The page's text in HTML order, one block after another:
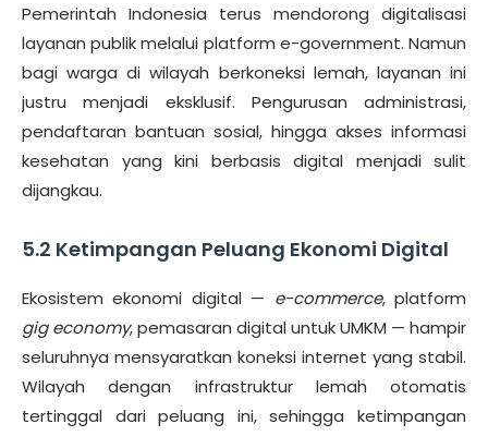
Pemerintah Indonesia terus mendorong digitalisasi
layanan publik melalui platform e-government. Namun
bagi warga di wilayah berkoneksi lemah, layanan ini
justru menjadi eksklusif. Pengurusan administrasi,
pendaftaran bantuan sosial, hingga akses informasi
kesehatan yang kini berbasis digital menjadi sulit
dijangkau.
5.2 Ketimpangan Peluang Ekonomi Digital
Ekosistem ekonomi digital — e-commerce, platform
gig economy, pemasaran digital untuk UMKM — hampir
seluruhnya mensyaratkan koneksi internet yang stabil.
Wilayah dengan infrastruktur lemah otomatis
tertinggal dari peluang ini, sehingga ketimpangan